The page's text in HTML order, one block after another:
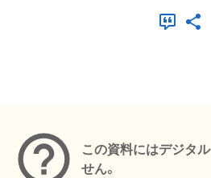
この資料にはデジタ
せん。